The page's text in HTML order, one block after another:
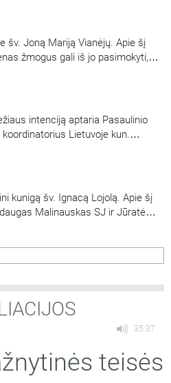
Pranciškaus sprendimu
Didžiosios bazilikos dukterimi,
Romos šventovės
…
šv. Joną Mariją Vianėjų. Apie šį
žmogus gali iš jo pasimokyti,
intenciją aptaria Pasaulinio
Lietuvoje kun.
Kalbina Aistė Ivanovaitė-
kunigą šv. Ignacą Lojolą. Apie šį
Malinauskas SJ ir Jūratė
35:37
teisės